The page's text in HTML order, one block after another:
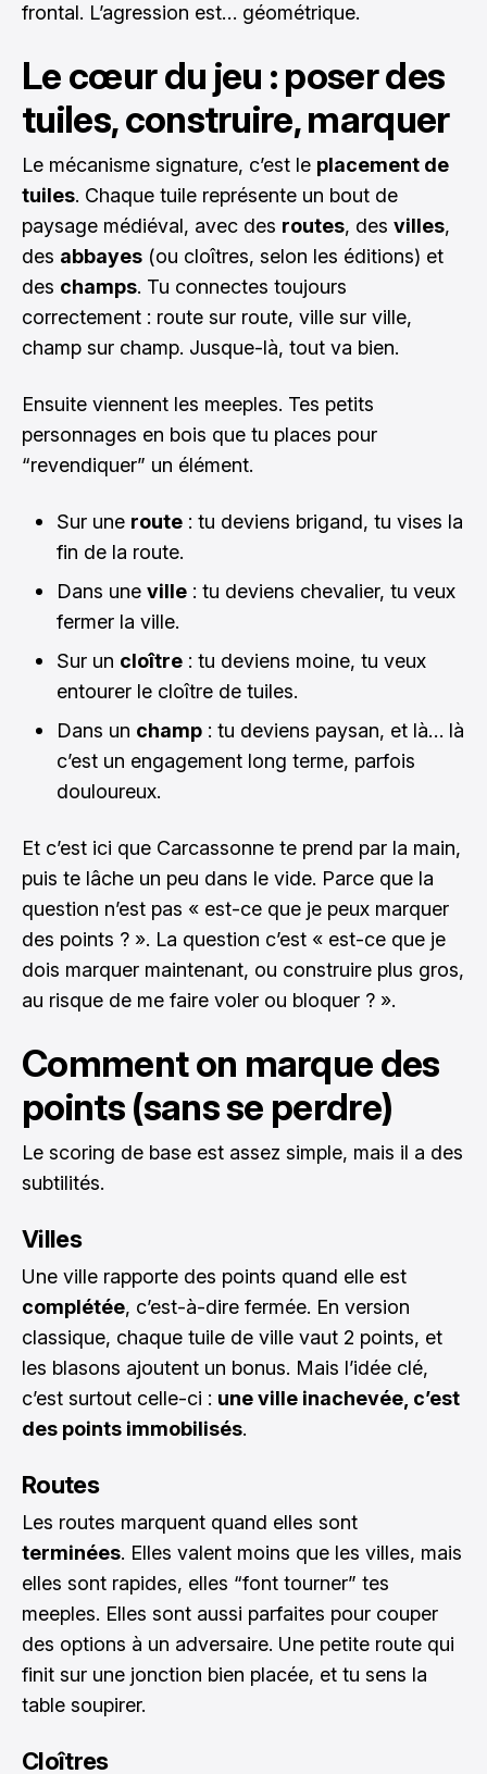
frontal. L’agression est… géométrique.
Le cœur du jeu : poser des
tuiles, construire, marquer
Le mécanisme signature, c’est le placement de
tuiles. Chaque tuile représente un bout de
paysage médiéval, avec des routes, des villes,
des abbayes (ou cloîtres, selon les éditions) et
des champs. Tu connectes toujours
correctement : route sur route, ville sur ville,
champ sur champ. Jusque-là, tout va bien.
Ensuite viennent les meeples. Tes petits
personnages en bois que tu places pour
“revendiquer” un élément.
Sur une route : tu deviens brigand, tu vises la
fin de la route.
Dans une ville : tu deviens chevalier, tu veux
fermer la ville.
Sur un cloître : tu deviens moine, tu veux
entourer le cloître de tuiles.
Dans un champ : tu deviens paysan, et là… là
c’est un engagement long terme, parfois
douloureux.
Et c’est ici que Carcassonne te prend par la main,
puis te lâche un peu dans le vide. Parce que la
question n’est pas « est-ce que je peux marquer
des points ? ». La question c’est « est-ce que je
dois marquer maintenant, ou construire plus gros,
au risque de me faire voler ou bloquer ? ».
Comment on marque des
points (sans se perdre)
Le scoring de base est assez simple, mais il a des
subtilités.
Villes
Une ville rapporte des points quand elle est
complétée, c’est-à-dire fermée. En version
classique, chaque tuile de ville vaut 2 points, et
les blasons ajoutent un bonus. Mais l’idée clé,
c’est surtout celle-ci : une ville inachevée, c’est
des points immobilisés.
Routes
Les routes marquent quand elles sont
terminées. Elles valent moins que les villes, mais
elles sont rapides, elles “font tourner” tes
meeples. Elles sont aussi parfaites pour couper
des options à un adversaire. Une petite route qui
finit sur une jonction bien placée, et tu sens la
table soupirer.
Cloîtres